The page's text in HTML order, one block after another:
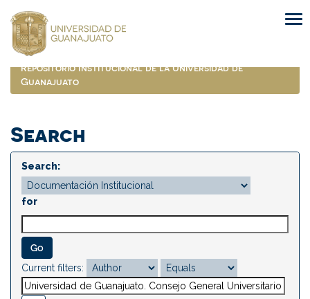
navigation
Repositorio Institucional de la Universidad de
Guanajuato
Search
Search:
for
Current filters: